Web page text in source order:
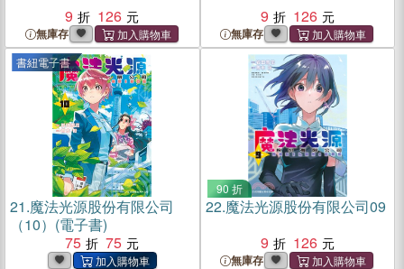
9 126
無庫存
9 126
無庫存
書紐電子書
21.魔法光源股份有限公司
（10）(電子書)
75
75
90 折
22.魔法光源股份有限公司09
9
126
無庫存